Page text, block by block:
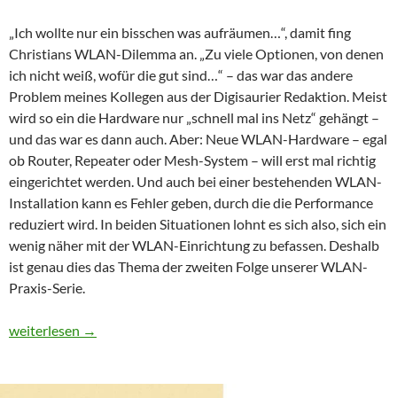
„Ich wollte nur ein bisschen was aufräumen…“, damit fing
Christians WLAN-Dilemma an. „Zu viele Optionen, von denen
ich nicht weiß, wofür die gut sind…“ – das war das andere
Problem meines Kollegen aus der Digisaurier Redaktion. Meist
wird so ein die Hardware nur „schnell mal ins Netz“ gehängt –
und das war es dann auch. Aber: Neue WLAN-Hardware – egal
ob Router, Repeater oder Mesh-System – will erst mal richtig
eingerichtet werden. Und auch bei einer bestehenden WLAN-
Installation kann es Fehler geben, durch die die Performance
reduziert wird. In beiden Situationen lohnt es sich also, sich ein
wenig näher mit der WLAN-Einrichtung zu befassen. Deshalb
ist genau dies das Thema der zweiten Folge unserer WLAN-
Praxis-Serie.
WLAN-Praxis Teil 2: Das WLAN richtig einrichten
weiterlesen →